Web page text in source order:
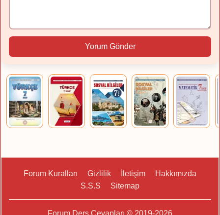
Yorum Gönder
Forum Kuralları Gizlilik İletişim
Hakkımızda
S.S.S
Sitemap
Forum Ders Cevapları © 2019-2026